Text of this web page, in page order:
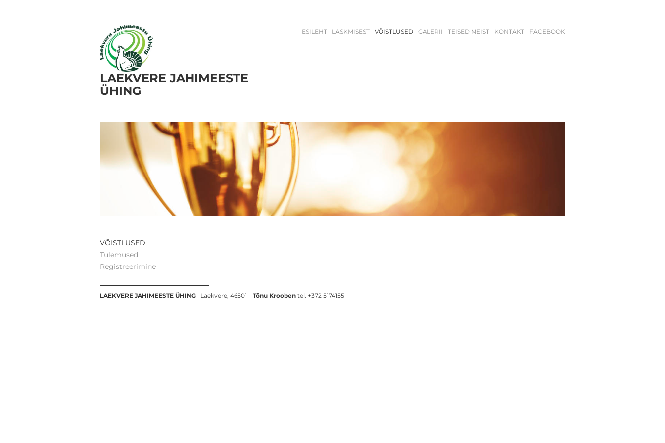
LAEKVERE JAHIMEESTE
ÜHING
ESILEHT LASKMISEST VÕISTLUSED GALERII TEISED MEIST KONTAKT FACEBOOK
VÕISTLUSED
Tulemused
Registreerimine
LAEKVERE JAHIMEESTE ÜHING Laekvere, 46501 Tõnu Krooben tel. +372 5174155